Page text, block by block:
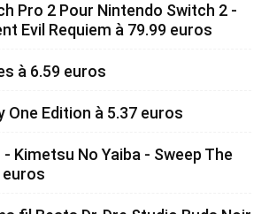
Pro 2 Pour Nintendo Switch 2 -
Evil Requiem à 79.99 euros
à 6.59 euros
One Edition à 5.37 euros
Kimetsu No Yaiba - Sweep The
euros